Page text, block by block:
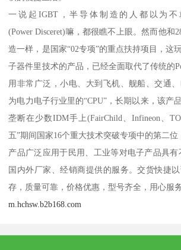
一说起IGBT，半导体制造的人都以为
(Power Disceret)嘛，都很瞧不上眼。然而他和
造一样，是国家“02专项”的重点扶持项目，这
子器件里技术的产品，已经全面取代了传统的
用非常广泛，小电、大到飞机、舰船、交通
为电力电子行业里的“CPU”，长期以来，该产
垄断在少数IDM手上(FairChild、Infineon、
五”期间国家16个重大技术突破专项中的第二位
产品广泛应用于民用、工业等对电子产品具
国内外厂家、经销商提供的服务。交货快捷
存，质量可靠，价格优惠，型号齐全，用心服
m.hchsw.b2b168.com